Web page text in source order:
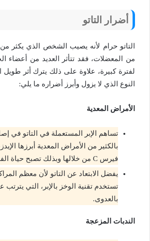
أضرار التاتو
التاتو حرام لأنه يصيب الشخص الذي يكثر من
من المعضلات، فقد تتأثر العديد من أعضاء
لفترة كبيرة، علاوة على ذلك يترك أثر
النوع الذي لا يزول وأبرز أضراره ما يلي:
الأمراض المعدية
تساهم الإبر المستعملة في التاتو في
بالكثير من الأمراض المعدية أبرزها
فيرس C من خلالها وبذلك تصبح حياة الفرد مهددة.
يفضل الابتعاد عن التاتو لأن معظم
تستخدم تقنية الوخز بالإبر، التي يترتب
بالعدوى.
الندبات المزعجة